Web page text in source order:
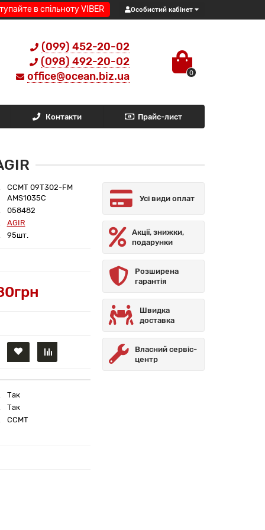
в спільноту VIBER Особистий кабінет
(099) 452-20-02
(098) 492-20-02
office@ocean.biz.ua
0
Контакти Прайс-лист
CCMT 09T302-FM
AMS1035C
058482
AGIR
95шт.
Так
Так
CCMT
Усі види оплат
Акції, знижки,
подарунки
Розширена
гарантія
Швидка
доставка
Власний сервіс-
центр